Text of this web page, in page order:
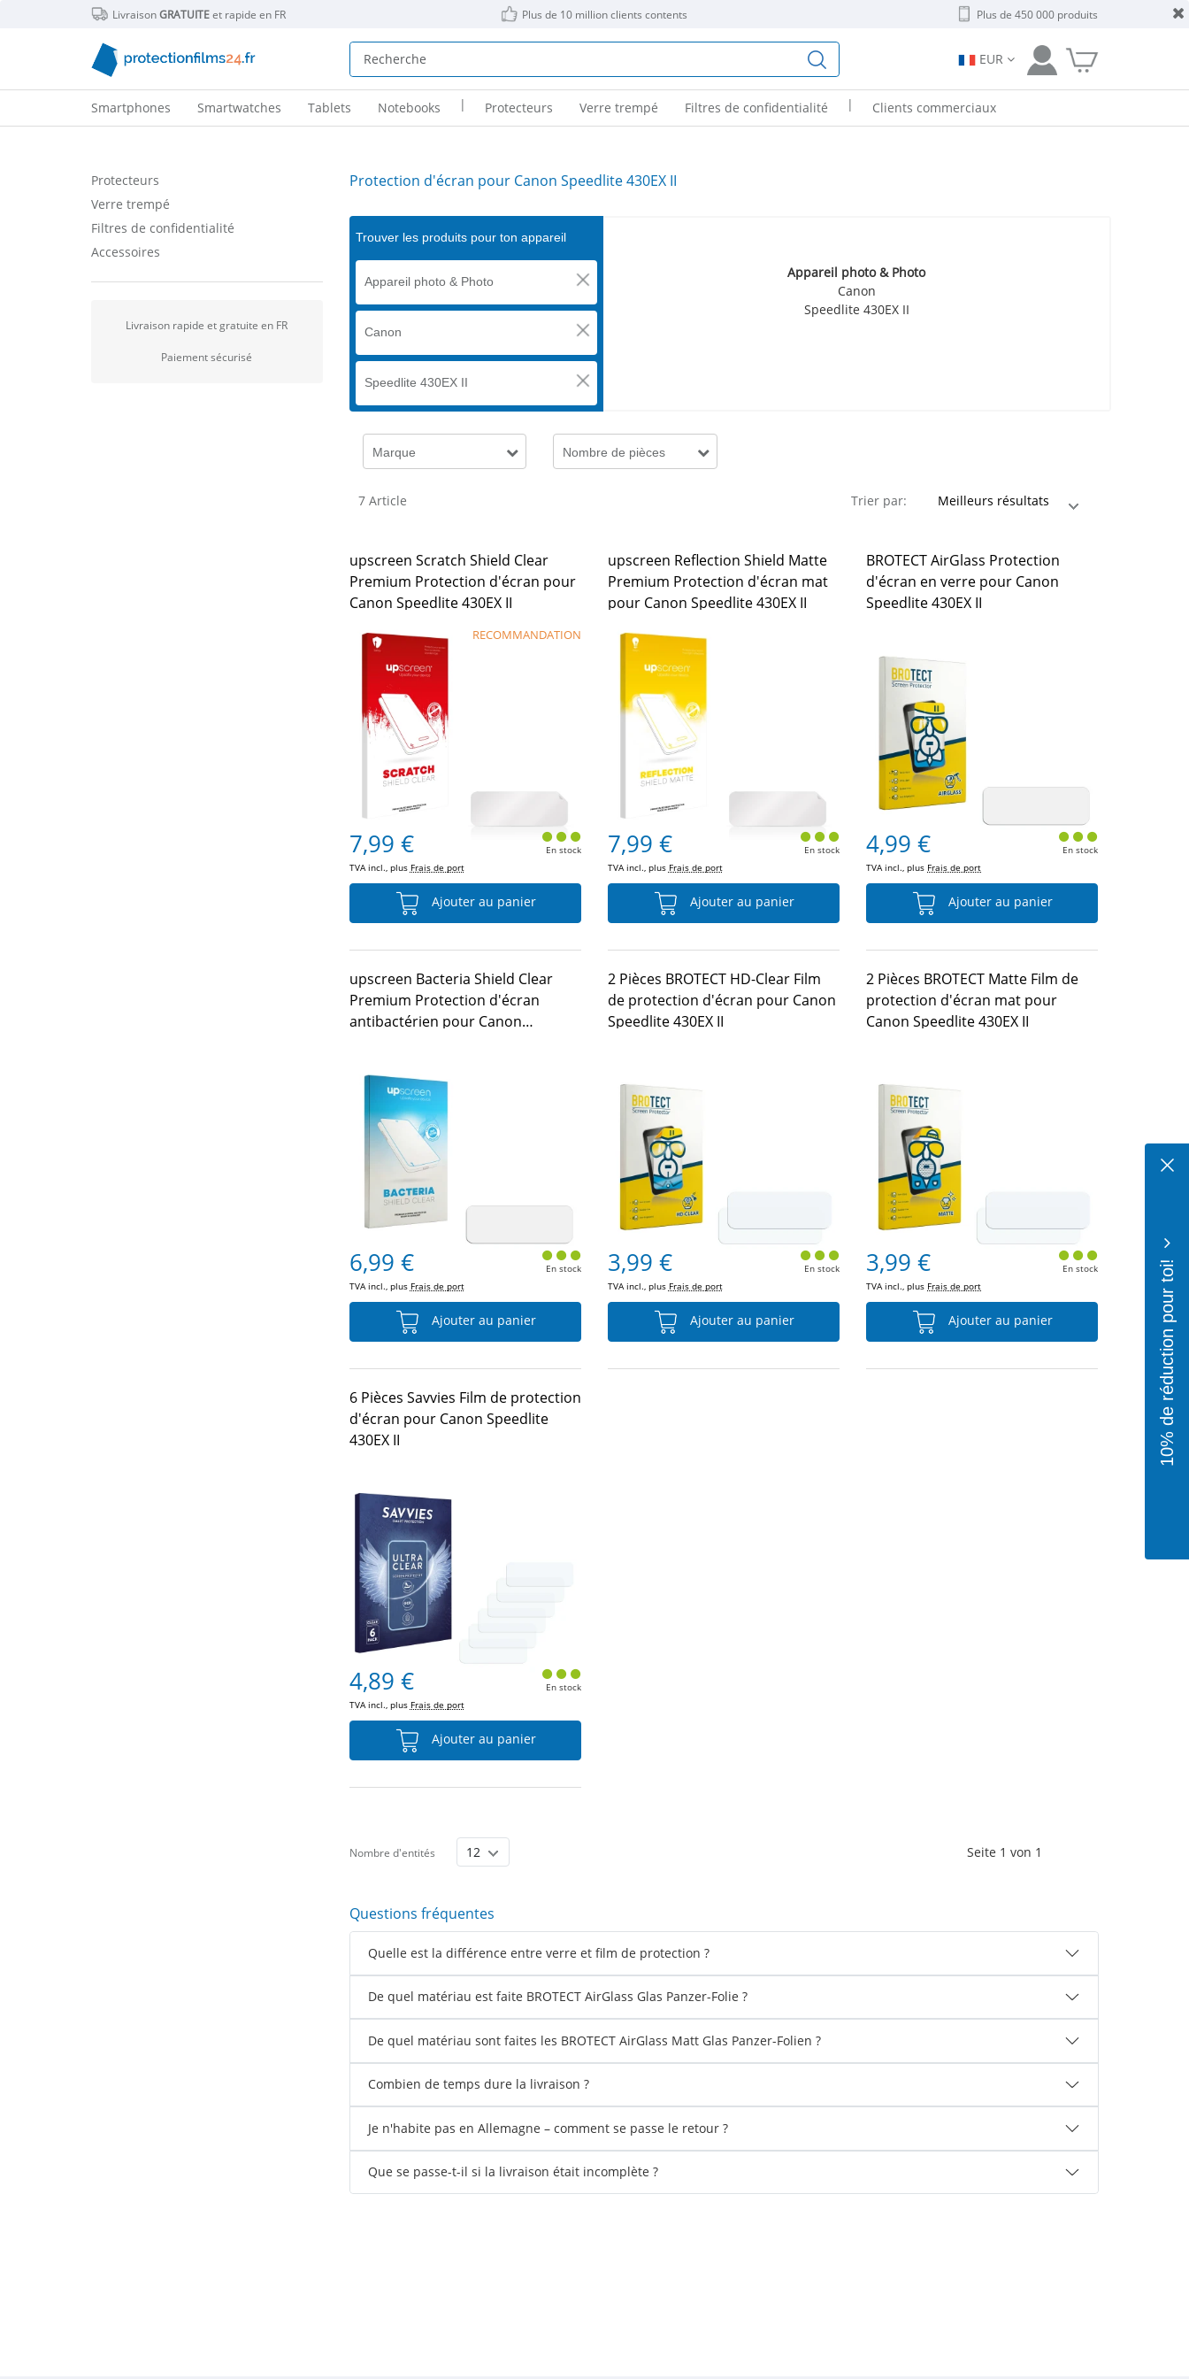
LivraisonGRATUITEet rapide en FR Plus de 10 million clients contents Plus de 450 000 produits
EUR
Smartphones Smartwatches Tablets Notebooks | Protecteurs Verre trempé Filtres de confidentialité | Clients commerciaux
Protecteurs
Verre trempé
Filtres de confidentialité
Accessoires
Livraison rapide et gratuite en FR
Paiement sécurisé
Protection d'écran pour Canon Speedlite 430EX II
Trouver les produits pour ton appareil
Appareil photo & Photo
Canon
Speedlite 430EX II
Appareil photo & Photo
Canon
Speedlite 430EX II
Marque Nombre de pièces
7 Article Trier par:
upscreen Scratch Shield Clear
Premium Protection d'écran pour
Canon Speedlite 430EX II
RECOMMANDATION
7,99 €
TVA incl., plus Frais de port
En stock
Ajouter au panier
upscreen Reflection Shield Matte
Premium Protection d'écran mat
pour Canon Speedlite 430EX II
7,99 €
TVA incl., plus Frais de port
En stock
Ajouter au panier
BROTECT AirGlass Protection
d'écran en verre pour Canon
Speedlite 430EX II
4,99 €
TVA incl., plus Frais de port
En stock
Ajouter au panier
upscreen Bacteria Shield Clear
Premium Protection d'écran
antibactérien pour Canon
6,99 €
TVA incl., plus Frais de port
En stock
Ajouter au panier
2 Pièces BROTECT HD-Clear Film
de protection d'écran pour Canon
Speedlite 430EX II
3,99 €
TVA incl., plus Frais de port
En stock
Ajouter au panier
2 Pièces BROTECT Matte Film de
protection d'écran mat pour
Canon Speedlite 430EX II
3,99 €
TVA incl., plus Frais de port
En stock
Ajouter au panier
6 Pièces Savvies Film de protection
d'écran pour Canon Speedlite
430EX II
4,89 €
TVA incl., plus Frais de port
En stock
Ajouter au panier
Nombre d'entités Seite 1 von 1
Questions fréquentes
Quelle est la différence entre verre et film de protection ?
De quel matériau est faite BROTECT AirGlass Glas Panzer-Folie ?
De quel matériau sont faites les BROTECT AirGlass Matt Glas Panzer-Folien ?
Combien de temps dure la livraison ?
Je n'habite pas en Allemagne – comment se passe le retour ?
Que se passe-t-il si la livraison était incomplète ?
10% de réduction pour toi!